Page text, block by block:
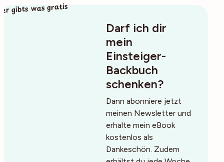
Darf ich dir
mein
Einsteiger-
Backbuch
schenken?
Dann abonniere jetzt
meinen Newsletter und
erhalte mein eBook
kostenlos als
Dankeschön. Zudem
gibts was gratis